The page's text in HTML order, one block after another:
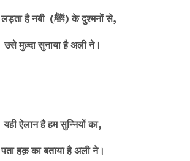
जो लड़ता है नबी (ﷺ) के दुश्मनों से,
उसे मुज़्दा सुनाया है अली ने।
यही ऐलान है हम सुन्नियों का,
पता हक़ का बताया है अली ने।